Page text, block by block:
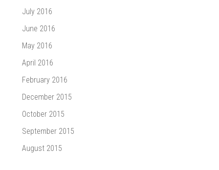
July 2016
June 2016
May 2016
April 2016
February 2016
December 2015
October 2015
September 2015
August 2015